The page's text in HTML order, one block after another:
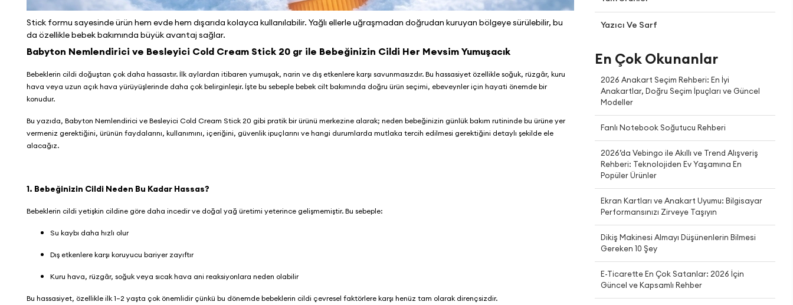
Stick formu sayesinde ürün hem evde hem dışarıda kolayca kullanılabilir. Yağlı ellerle uğraşmadan doğrudan kuruyan bölgeye sürülebilir, bu
da özellikle bebek bakımında büyük avantaj sağlar.
Babyton Nemlendirici ve Besleyici Cold Cream Stick 20 gr ile Bebeğinizin Cildi Her Mevsim Yumuşacık
Bebeklerin cildi doğuştan çok daha hassastır. İlk aylardan itibaren yumuşak, narin ve dış etkenlere karşı savunmasızdır. Bu hassasiyet özellikle soğuk, rüzgâr, kuru
hava veya uzun açık hava yürüyüşlerinde daha çok belirginleşir. İşte bu sebeple bebek cilt bakımında doğru ürün seçimi, ebeveynler için hayati önemde bir
konudur.
Bu yazıda,Babyton Nemlendirici ve Besleyici Cold Cream Stick 20 gibi pratik bir ürünü merkezine alarak; neden bebeğinizin günlük bakım rutininde bu ürüne yer
vermeniz gerektiğini, ürünün faydalarını, kullanımını, içeriğini, güvenlik ipuçlarını ve hangi durumlarda mutlaka tercih edilmesi gerektiğini detaylı şekilde ele
alacağız.
1. Bebeğinizin Cildi Neden Bu Kadar Hassas?
Bebeklerin cildi yetişkin cildine göre daha incedir ve doğal yağ üretimi yeterince gelişmemiştir. Bu sebeple:
Su kaybı daha hızlı olur
Dış etkenlere karşı koruyucu bariyer zayıftır
Kuru hava, rüzgâr, soğuk veya sıcak hava ani reaksiyonlara neden olabilir
Bu hassasiyet, özellikle ilk 1–2 yaşta çok önemlidir çünkü bu dönemde bebeklerin cildi çevresel faktörlere karşı henüz tam olarak dirençsizdir.
Yazıcı Ve Sarf
En Çok Okunanlar
2026 Anakart Seçim Rehberi: En İyi
Anakartlar, Doğru Seçim İpuçları ve Güncel
Modeller
Fanlı Notebook Soğutucu Rehberi
2026’da Vebingo ile Akıllı ve Trend Alışveriş
Rehberi: Teknolojiden Ev Yaşamına En
Popüler Ürünler
Ekran Kartları ve Anakart Uyumu: Bilgisayar
Performansınızı Zirveye Taşıyın
Dikiş Makinesi Almayı Düşünenlerin Bilmesi
Gereken 10 Şey
E-Ticarette En Çok Satanlar: 2026 İçin
Güncel ve Kapsamlı Rehber